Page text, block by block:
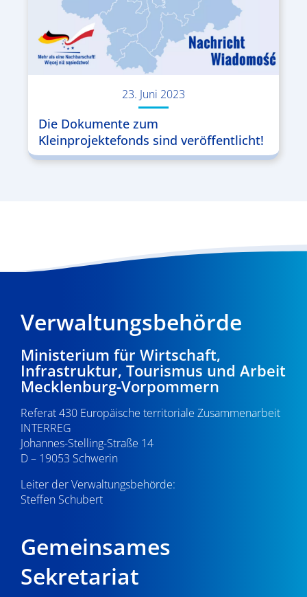
23. Juni 2023
Die Dokumente zum
Kleinprojektefonds sind veröffentlicht!
Verwaltungsbehörde
Ministerium für Wirtschaft,
Infrastruktur, Tourismus und Arbeit
Mecklenburg-Vorpommern
Referat 430 Europäische territoriale Zusammenarbeit
INTERREG
Johannes-Stelling-Straße 14
D – 19053 Schwerin
Leiter der Verwaltungsbehörde:
Steffen Schubert
Gemeinsames
Sekretariat